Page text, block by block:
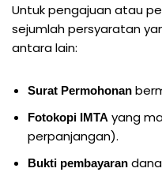
Untuk pengajuan atau
sejumlah persyaratan
antara lain:
Surat Permohonan
Fotokopi IMTA yang
perpanjangan).
Bukti pembayaran